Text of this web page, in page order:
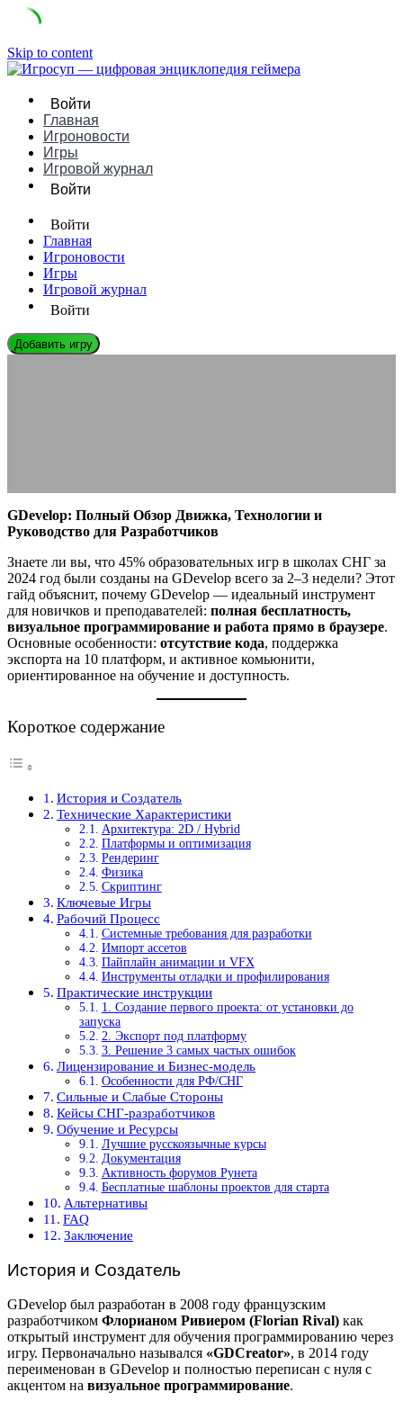
Skip to content
Войти
Главная
Игроновости
Игры
Игровой журнал
Войти
Войти
Главная
Игроновости
Игры
Игровой журнал
Войти
Добавить игру
GDevelop: Полный Обзор Движка, Технологии и
Руководство для Разработчиков
Знаете ли вы, что 45% образовательных игр в школах СНГ за
2024 год были созданы на GDevelop всего за 2–3 недели? Этот
гайд объяснит, почему GDevelop — идеальный инструмент
для новичков и преподавателей: полная бесплатность,
визуальное программирование и работа прямо в браузере.
Основные особенности: отсутствие кода, поддержка
экспорта на 10 платформ, и активное комьюнити,
ориентированное на обучение и доступность.
Короткое содержание
История и Создатель
Технические Характеристики
Архитектура: 2D / Hybrid
Платформы и оптимизация
Рендеринг
Физика
Скриптинг
Ключевые Игры
Рабочий Процесс
Системные требования для разработки
Импорт ассетов
Пайплайн анимации и VFX
Инструменты отладки и профилирования
Практические инструкции
1. Создание первого проекта: от установки до
запуска
2. Экспорт под платформу
3. Решение 3 самых частых ошибок
Лицензирование и Бизнес-модель
Особенности для РФ/СНГ
Сильные и Слабые Стороны
Кейсы СНГ-разработчиков
Обучение и Ресурсы
Лучшие русскоязычные курсы
Документация
Активность форумов Рунета
Бесплатные шаблоны проектов для старта
Альтернативы
FAQ
Заключение
История и Создатель
GDevelop был разработан в 2008 году французским
разработчиком Флорианом Ривиером (Florian Rival) как
открытый инструмент для обучения программированию через
игру. Первоначально назывался «GDCreator», в 2014 году
переименован в GDevelop и полностью переписан с нуля с
акцентом на визуальное программирование.